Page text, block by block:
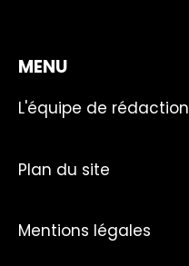
MENU
L'équipe de rédaction
Plan du site
Mentions légales